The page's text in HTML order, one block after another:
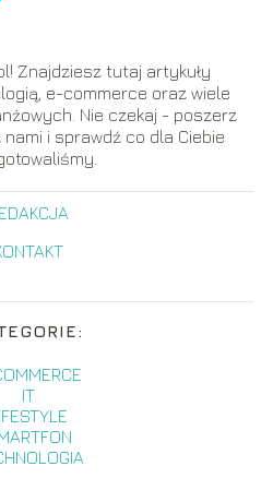
Znajdziesz tutaj artykuły
e-commerce oraz wiele
Nie czekaj - poszerz
i sprawdź co dla Ciebie
IT